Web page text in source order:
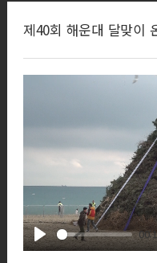
제40회 해운대 달맞이
Play